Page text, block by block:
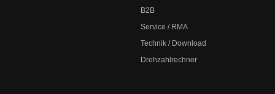
B2B
Service / RMA
Technik / Download
Drehzahlrechner